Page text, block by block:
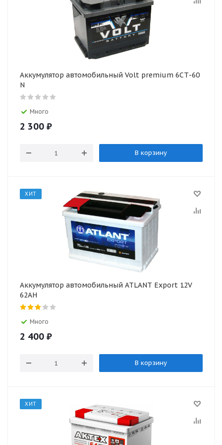
Аккумулятор автомобильный Volt premium 6СТ-60
N
Много
2 300 ₽
В корзину
ХИТ
Аккумулятор автомобильный ATLANT Export 12V
62AH
Много
2 400 ₽
В корзину
ХИТ